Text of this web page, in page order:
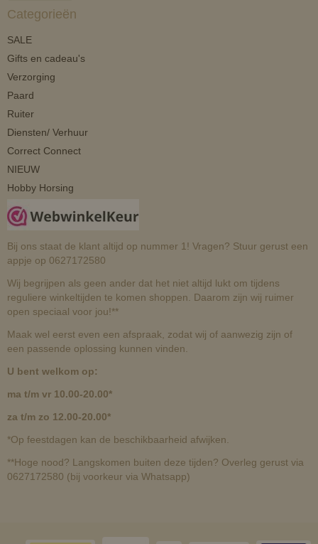
Categorieën
SALE
Gifts en cadeau's
Verzorging
Paard
Ruiter
Diensten/ Verhuur
Correct Connect
NIEUW
Hobby Horsing
Bij ons staat de klant altijd op nummer 1! Vragen? Stuur gerust een
appje op 0627172580
Wij begrijpen als geen ander dat het niet altijd lukt om tijdens
reguliere winkeltijden te komen shoppen. Daarom zijn wij ruimer
open speciaal voor jou!**
Maak wel eerst even een afspraak, zodat wij of aanwezig zijn of
een passende oplossing kunnen vinden.
U bent welkom op:
ma t/m vr 10.00-20.00*
za t/m zo 12.00-20.00*
*Op feestdagen kan de beschikbaarheid afwijken.
**Hoge nood? Langskomen buiten deze tijden? Overleg gerust via
0627172580 (bij voorkeur via Whatsapp)